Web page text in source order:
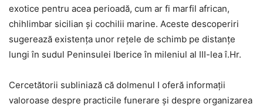
exotice pentru acea perioadă, cum ar fi marfil african,
chihlimbar sicilian și cochilii marine. Aceste descoperiri
sugerează existența unor rețele de schimb pe distanțe
lungi în sudul Peninsulei Iberice în mileniul al III-lea î.Hr.
Cercetătorii subliniază că dolmenul I oferă informații
valoroase despre practicile funerare și despre organizarea